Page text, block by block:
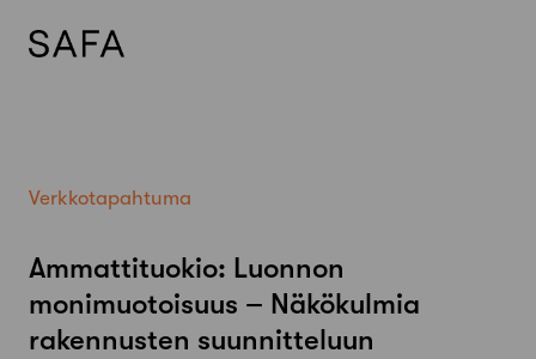
Verkkotapahtuma
Ammattituokio: Luonnon
monimuotoisuus – Näkökulmia
rakennusten suunnitteluun